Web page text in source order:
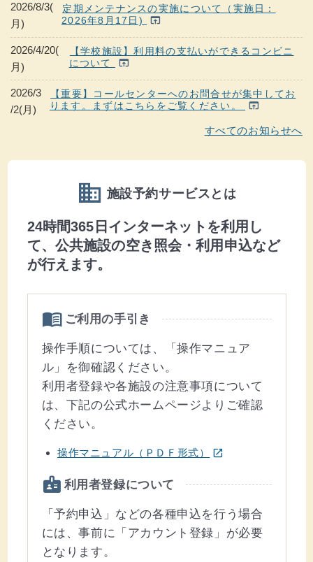
2026/8/3(
月)
定期メンテナンスの実施について（実施日：
2026年8月17日)
open_in_browser
2026/4/20(
月)
【学校施設】利用料の支払いができるコンビニ
について
open_in_browser
2026/3
/2(月)
【重要】コールセンターへのお問合せが集中してお
ります。まずはこちらをご覧ください。
open_in_browser
すべてのお知らせへ
domain 施設予約サービスとは
24時間365日インターネットを利用し
て、公共施設の空き照会・利用申込など
が行えます。
menu_book ご利用の手引き
操作手順については、「操作マニュア
ル」を御確認ください。
利用者登録や各施設の注意事項について
は、下記の公式ホームページよりご確認
ください。
操作マニュアル（ＰＤＦ形式） open_in_new
badge 利用者登録について
「予約申込」などの各種申込を行う場合
には、事前に「アカウント登録」が必要
となります。